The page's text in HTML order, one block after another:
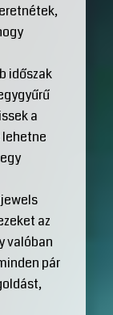
időszak
a
lehetne
az
valóban
pár